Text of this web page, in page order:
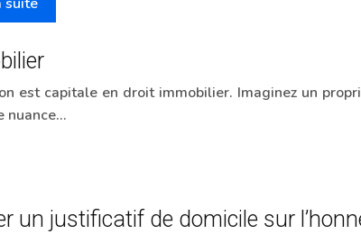
est capitale en droit immobilier. Imaginez un
nuance…
un justificatif de domicile sur